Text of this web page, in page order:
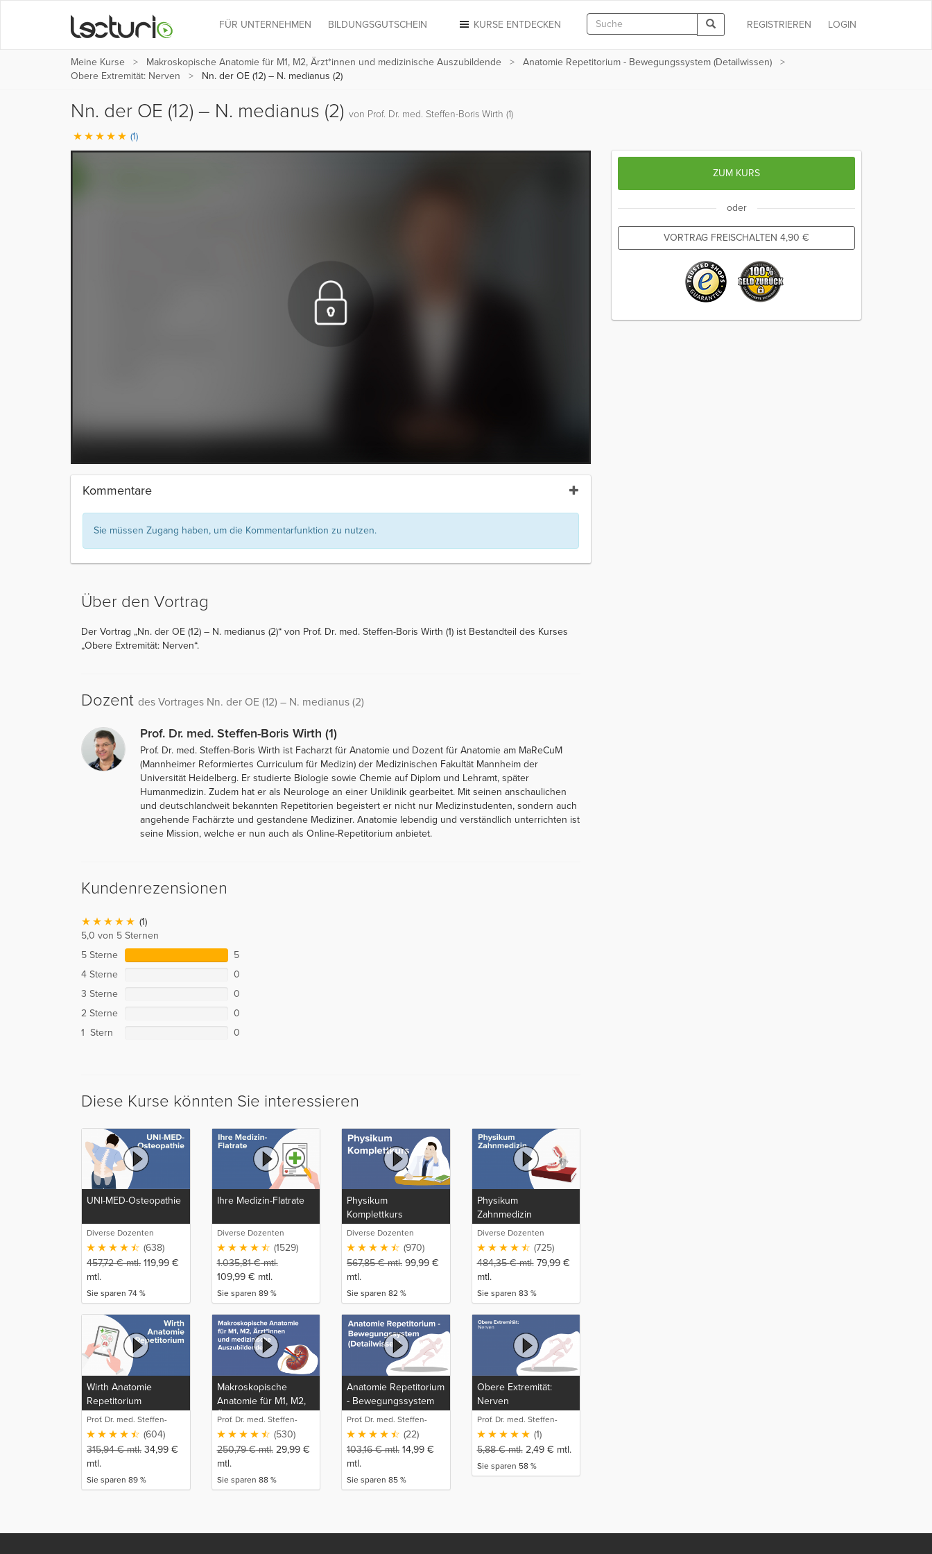
LOGIN
REGISTRIEREN
KURSE ENTDECKEN
FÜR UNTERNEHMEN BILDUNGSGUTSCHEIN
Meine Kurse Makroskopische Anatomie für M1, M2, Ärzt*innen und medizinische Auszubildende
Anatomie Repetitorium - Bewegungssystem (Detailwissen)
Obere Extremität: Nerven
Nn. der OE (12) – N. medianus (2)
Nn. der OE (12) – N. medianus (2) von Prof. Dr. med. Steffen-Boris Wirth (1)
(1)
Kommentare
Sie müssen Zugang haben, um die Kommentarfunktion zu nutzen.
Über den Vortrag
Der Vortrag „Nn. der OE (12) – N. medianus (2)“ von Prof. Dr. med. Steffen-Boris Wirth (1) ist Bestandteil des Kurses
„Obere Extremität: Nerven“.
Dozent des Vortrages Nn. der OE (12) – N. medianus (2)
Prof. Dr. med. Steffen-Boris Wirth (1)
Prof. Dr. med. Steffen-Boris Wirth ist Facharzt für Anatomie und Dozent für Anatomie am MaReCuM
(Mannheimer Reformiertes Curriculum für Medizin) der Medizinischen Fakultät Mannheim der
Universität Heidelberg. Er studierte Biologie sowie Chemie auf Diplom und Lehramt, später
Humanmedizin. Zudem hat er als Neurologe an einer Uniklinik gearbeitet. Mit seinen anschaulichen
und deutschlandweit bekannten Repetitorien begeistert er nicht nur Medizinstudenten, sondern auch
angehende Fachärzte und gestandene Mediziner. Anatomie lebendig und verständlich unterrichten ist
seine Mission, welche er nun auch als Online-Repetitorium anbietet.
Kundenrezensionen
(1)
5,0 von 5 Sternen
5 Sterne
5
4 Sterne
0
3 Sterne
0
2 Sterne
0
1 Stern
0
Diese Kurse könnten Sie interessieren
UNI-MED-Osteopathie
Diverse Dozenten
(638)
457,72€mtl. 119,99 €
mtl.
Sie sparen 74 %
Ihre Medizin-Flatrate
Diverse Dozenten
(1529)
1.035,81€mtl.
109,99 € mtl.
Sie sparen 89 %
Physikum
Komplettkurs
Diverse Dozenten
(970)
567,85€mtl. 99,99 €
mtl.
Sie sparen 82 %
Physikum
Zahnmedizin
Diverse Dozenten
(725)
484,35€mtl. 79,99 €
mtl.
Sie sparen 83 %
Wirth Anatomie
Repetitorium
Prof. Dr. med. Steffen-
Boris Wirth (1)
(604)
315,94€mtl. 34,99 €
mtl.
Sie sparen 89 %
Makroskopische
Anatomie für M1, M2,
Ärzt*innen und
medizinische
Auszubildende
Prof. Dr. med. Steffen-
Boris Wirth (1)
(530)
250,79€mtl. 29,99 €
mtl.
Sie sparen 88 %
Anatomie Repetitorium
- Bewegungssystem
(Detailwissen)
Prof. Dr. med. Steffen-
Boris Wirth (1)
(22)
103,16€mtl. 14,99 €
mtl.
Sie sparen 85 %
Obere Extremität:
Nerven
Prof. Dr. med. Steffen-
Boris Wirth (1)
(1)
5,88€mtl. 2,49 € mtl.
Sie sparen 58 %
ZUM KURS
oder
VORTRAG FREISCHALTEN 4,90 €